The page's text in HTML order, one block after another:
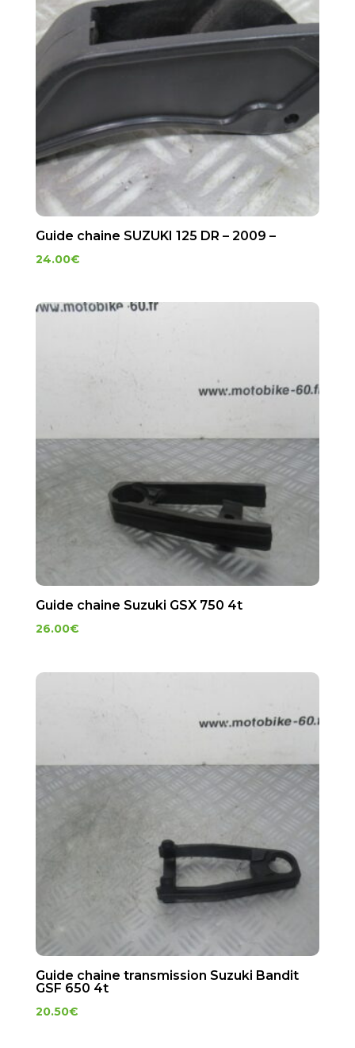
Guide chaine SUZUKI 125 DR – 2009 –
24.00€
Guide chaine Suzuki GSX 750 4t
26.00€
Guide chaine transmission Suzuki Bandit
GSF 650 4t
20.50€